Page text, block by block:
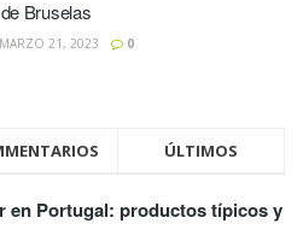
Bruselas
MARZO 21, 2023 0
ÚLTIMOS
en Portugal: productos típicos y